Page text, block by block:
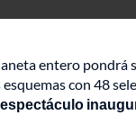
entero pondrá
con 48